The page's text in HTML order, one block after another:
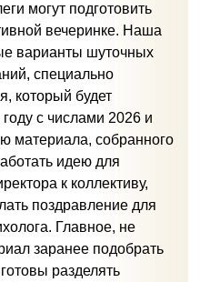
могут подготовить
вечеринке. Наша
варианты шуточных
специально
который будет
с числами 2026 и
материала, собранного
идею для
к коллективу,
поздравление для
Главное, не
заранее подобрать
разделять